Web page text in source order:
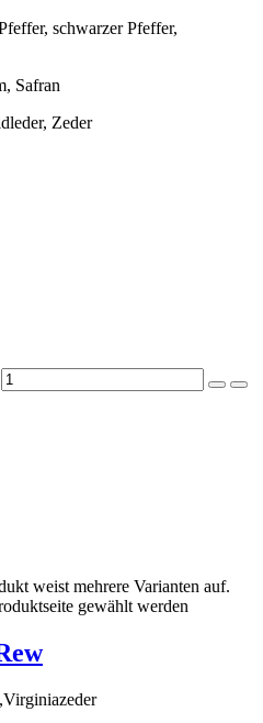
schwarzer Pfeffer,
Safran
Zeder
weist mehrere Varianten auf.
gewählt werden